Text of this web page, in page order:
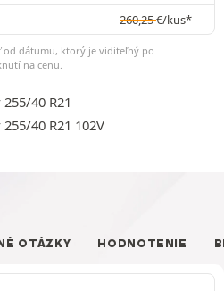
260,25€/kus*
od dátumu, ktorý je viditeľný po
na cenu.
40 R21
40 R21 102V
OTÁZKY HODNOTENIE